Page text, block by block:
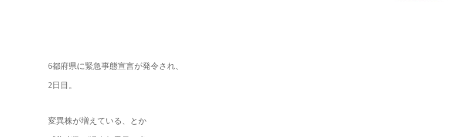
6都府県に緊急事態宣言が発令され、
2日目。
変異株が増えている、とか